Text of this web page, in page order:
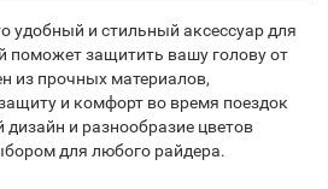
удобный и стильный аксессуар для
поможет защитить вашу голову от
из прочных материалов,
и комфорт во время поездок
и разнообразие цветов
для любого райдера.